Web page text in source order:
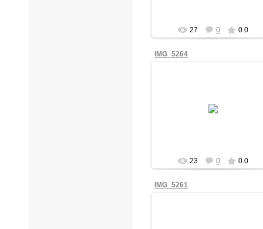
27 0 0.0
IMG_5264
23 0 0.0
IMG_5261